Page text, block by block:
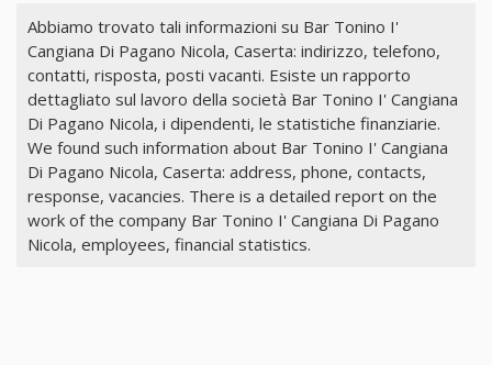
Abbiamo trovato tali informazioni su Bar Tonino I'
Cangiana Di Pagano Nicola, Caserta: indirizzo, telefono,
contatti, risposta, posti vacanti. Esiste un rapporto
dettagliato sul lavoro della società Bar Tonino I' Cangiana
Di Pagano Nicola, i dipendenti, le statistiche finanziarie.
We found such information about Bar Tonino I' Cangiana
Di Pagano Nicola, Caserta: address, phone, contacts,
response, vacancies. There is a detailed report on the
work of the company Bar Tonino I' Cangiana Di Pagano
Nicola, employees, financial statistics.